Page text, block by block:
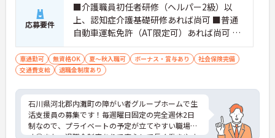
応募要件
■介護職員初任者研修（ヘルパー2級）以
上、認知症介護基礎研修あれば尚可 ■普通
自動車運転免許（AT限定可）あれば尚可 ■
資格不問 ■簡単なPC操作スキルあれば尚可
車通勤可 無資格OK 夏～秋入職可 ボーナス・賞与あり
社会保険完備
交通費支給
退職金制度あり
石川県河北郡内灘町の障がい者グループホームで生
活支援員の募集です！毎週曜日固定の完全週休2日
制なので、プライベートの予定が立てやすい職場で